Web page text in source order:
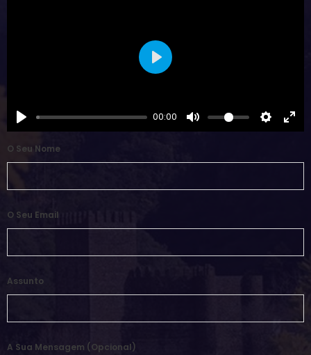
00:00
Play
O Seu Nome
O Seu Email
Assunto
A Sua Mensagem (opcional)